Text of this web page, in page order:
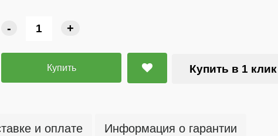
- +
Купить Купить в 1 клик
и оплате Информация о гарантии